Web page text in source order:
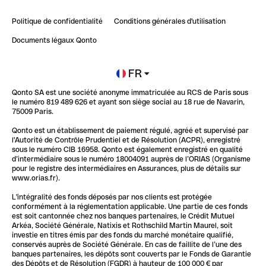
Impact de l'IA sur les carrières/productivité
Blog
Newsroom
Glossaire finance
Politique de confidentialité Conditions générales d'utilisation
Documents légaux Qonto
FR
Qonto SA est une société anonyme immatriculée au RCS de Paris sous
le numéro 819 489 626 et ayant son siège social au 18 rue de Navarin,
75009 Paris.
Qonto est un établissement de paiement régulé, agréé et supervisé par
l'Autorité de Contrôle Prudentiel et de Résolution (ACPR), enregistré
sous le numéro CIB 16958. Qonto est également enregistré en qualité
d’intermédiaire sous le numéro 18004091 auprès de l’ORIAS (Organisme
pour le registre des intermédiaires en Assurances, plus de détails sur
www.orias.fr).
L'intégralité des fonds déposés par nos clients est protégée
conformément à la réglementation applicable. Une partie de ces fonds
est soit cantonnée chez nos banques partenaires, le Crédit Mutuel
Arkéa, Société Générale, Natixis et Rothschild Martin Maurel, soit
investie en titres émis par des fonds du marché monétaire qualifié,
conservés auprès de Société Générale. En cas de faillite de l’une des
banques partenaires, les dépôts sont couverts par le Fonds de Garantie
des Dépôts et de Résolution (FGDR) à hauteur de 100 000 € par